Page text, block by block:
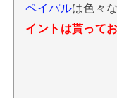
ペイパルは色々
イントは貰って